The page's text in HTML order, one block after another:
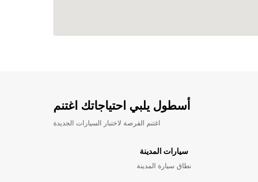
أسطول يلبي احتياجاتك اغتنم
اغتنم الفرصة لاختبار السيارات الجديدة
سيارات المدينة
نطاق سيارة المدينة